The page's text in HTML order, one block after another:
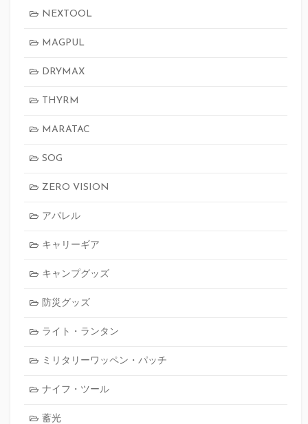
NEXTOOL
MAGPUL
DRYMAX
THYRM
MARATAC
SOG
ZERO VISION
アパレル
キャリーギア
キャンプグッズ
防災グッズ
ライト・ランタン
ミリタリーワッペン・パッチ
ナイフ・ツール
蓄光